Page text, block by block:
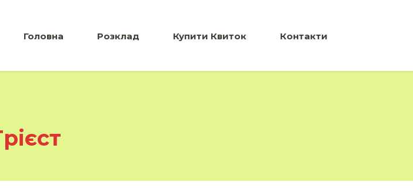
Головна Розклад Купити Квиток Контакти